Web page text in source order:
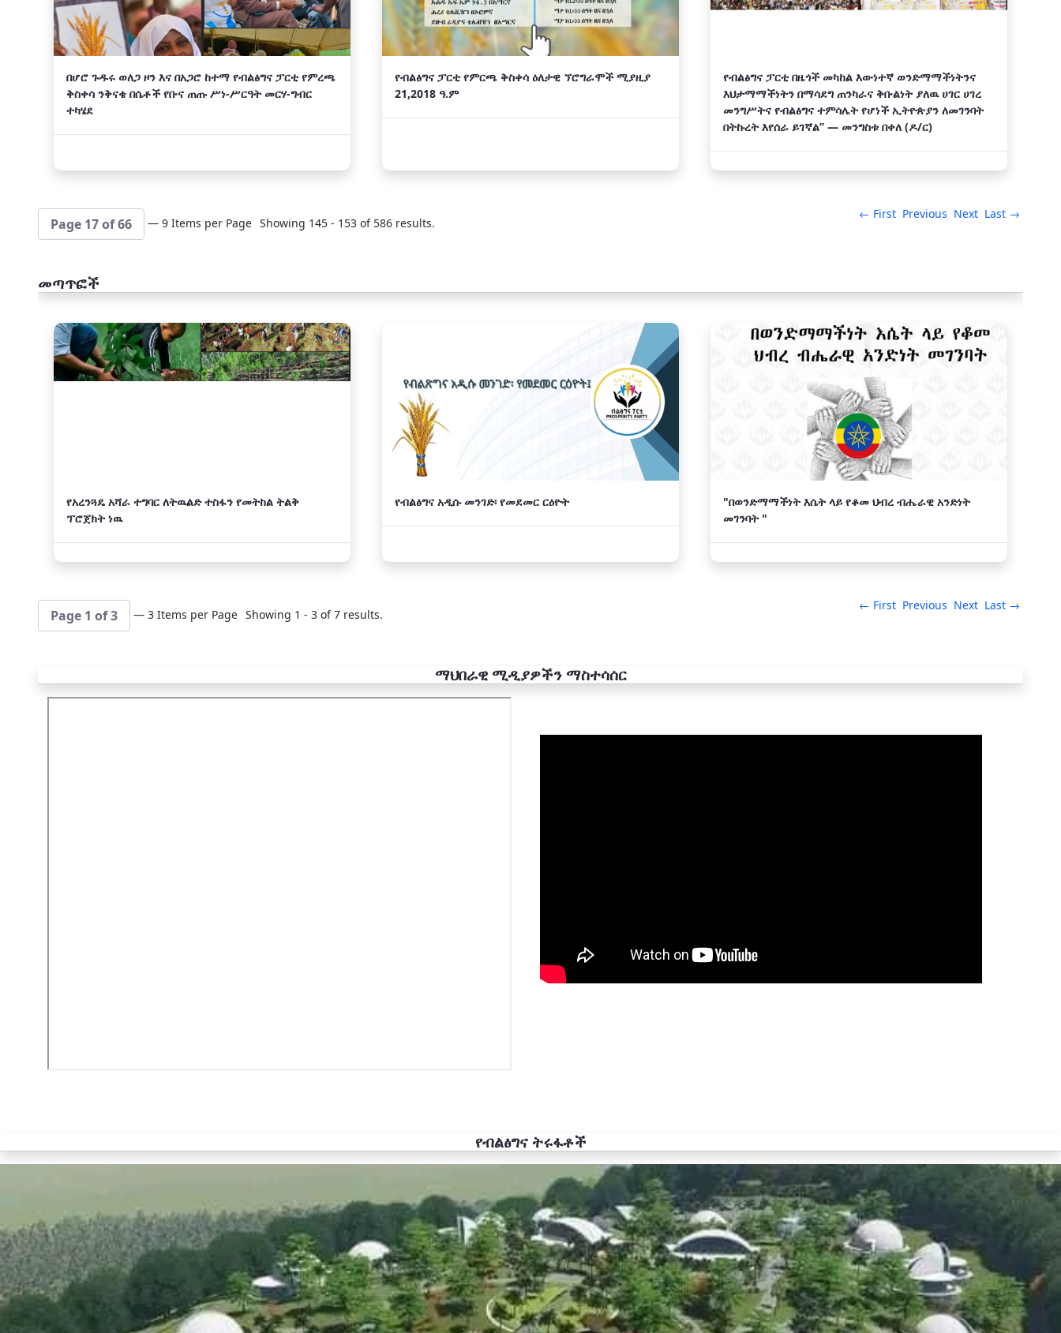
በሆሮ ጉዱሩ ወለጋ ዞን እና በአጋሮ ከተማ የብልፅግና ፓርቲ የምረጫ
ቅስቀሳ ንቅናቄ በሴቶች የቡና ጠጡ ሥነ-ሥርዓት መርሃ-ግብር
ተካሄደ
የብልፅግና ፓርቲ የምርጫ ቅስቀሳ ዕለታዊ ኘሮግራሞች ሚያዚያ
21,2018 ዓ.ም
የብልፅግና ፓርቲ በዜጎች መካከል እውነተኛ ወንድማማችነትንና
እህታማማችነትን በማሳደግ ጠንካራና ቅቡልነት ያለዉ ሀገር ሀገረ
መንግሥትና የብልፅግና ተምሳሌት የሆነች ኢትዮጵያን ለመገንባት
በትኩረት እየሰራ ይገኛል” — መንግስቱ በቀለ (ዶ/ር)
Page 17 of 66 — 9 Items per Page Showing 145 - 153 of 586 results.
← First Previous Next Last →
መጣጥፎች
አዲስ
የአረንጓዴ አሻራ ተግባር ለትዉልድ ተስፋን የመትከል ትልቅ
ፕሮጀክት ነዉ
የብልፅግና አዲሱ መንገድ፡ የመደመር ርዕዮት
"በወንድማማችነት እሴት ላይ የቆመ ህብረ ብሔራዊ አንድነት
መገንባት "
Page 1 of 3 — 3 Items per Page Showing 1 - 3 of 7 results.
← First Previous Next Last →
ማህበራዊ ሚዲያዎችን ማስተሳሰር
የብልፅግና ትሩፋቶች